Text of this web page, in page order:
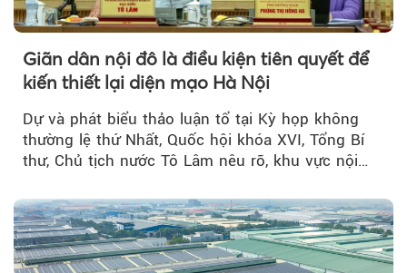
Giãn dân nội đô là điều kiện tiên quyết để
kiến thiết lại diện mạo Hà Nội
Dự và phát biểu thảo luận tổ tại Kỳ họp không
thường lệ thứ Nhất, Quốc hội khóa XVI, Tổng Bí
thư, Chủ tịch nước Tô Lâm nêu rõ, khu vực nội